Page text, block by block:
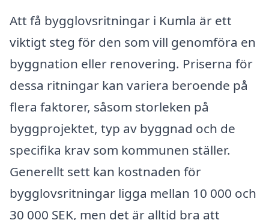
Att få bygglovsritningar i Kumla är ett
viktigt steg för den som vill genomföra en
byggnation eller renovering. Priserna för
dessa ritningar kan variera beroende på
flera faktorer, såsom storleken på
byggprojektet, typ av byggnad och de
specifika krav som kommunen ställer.
Generellt sett kan kostnaden för
bygglovsritningar ligga mellan 10 000 och
30 000 SEK, men det är alltid bra att